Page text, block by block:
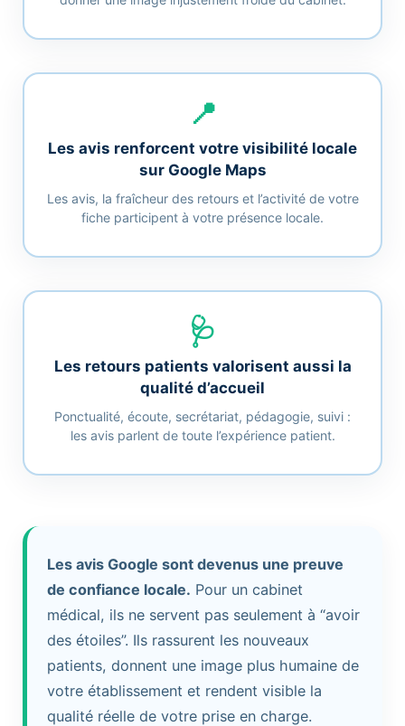
📍
Les avis renforcent votre visibilité locale
sur Google Maps
Les avis, la fraîcheur des retours et l’activité de votre
fiche participent à votre présence locale.
🩺
Les retours patients valorisent aussi la
qualité d’accueil
Ponctualité, écoute, secrétariat, pédagogie, suivi :
les avis parlent de toute l’expérience patient.
Les avis Google sont devenus une preuve
de confiance locale. Pour un cabinet
médical, ils ne servent pas seulement à “avoir
des étoiles”. Ils rassurent les nouveaux
patients, donnent une image plus humaine de
votre établissement et rendent visible la
qualité réelle de votre prise en charge.